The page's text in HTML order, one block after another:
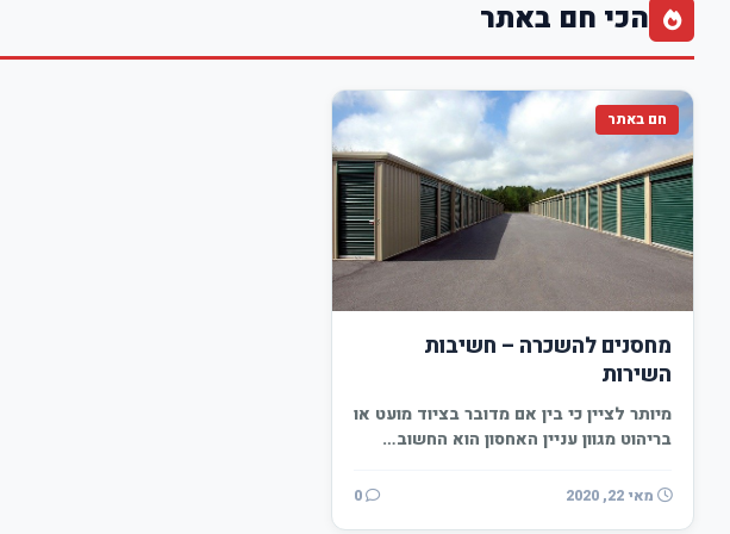
הכי חם באתר
חם באתר
מחסנים להשכרה – חשיבות
השירות
מיותר לציין כי בין אם מדובר בציוד מועט או
בריהוט מגוון עניין האחסון הוא החשוב…
מאי 22, 2020